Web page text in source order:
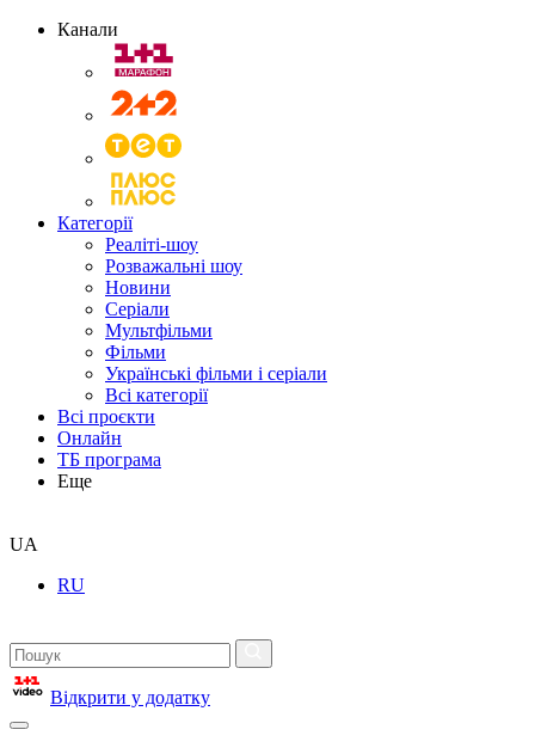
Канали
Категорії
Реаліті-шоу
Розважальні шоу
Новини
Серіали
Мультфільми
Фільми
Українські фільми і серіали
Всі категорії
Всі проєкти
Онлайн
ТБ програма
Еще
UA
RU
Відкрити у додатку